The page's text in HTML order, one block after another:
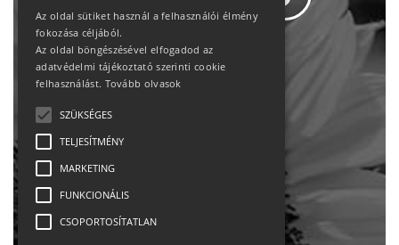
Adatvédelem
Impresszum-kapcsolat
Az oldal sütiket használ a felhasználói élmény
fokozása céljából.
Az oldal böngészésével elfogadod az
adatvédelmi tájékoztató szerinti cookie
felhasználást. Tovább olvasok
SZÜKSÉGES
TELJESÍTMÉNY
MARKETING
FUNKCIONÁLIS
CSOPORTOSÍTATLAN